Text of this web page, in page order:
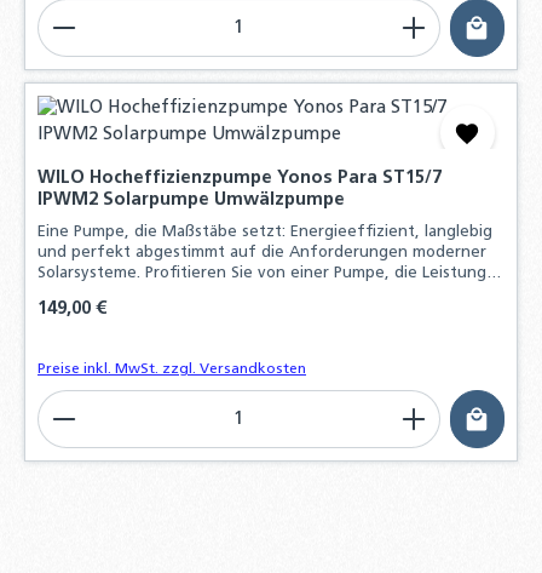
Produkt Anzahl: Gib den gewünschten Wert
WILO Hocheffizienzpumpe Yonos Para ST15/7
IPWM2 Solarpumpe Umwälzpumpe
Eine Pumpe, die Maßstäbe setzt: Energieeffizient, langlebig
und perfekt abgestimmt auf die Anforderungen moderner
Solarsysteme. Profitieren Sie von einer Pumpe, die Leistung
Regulärer Preis:
149,00 €
Preise inkl. MwSt. zzgl. Versandkosten
Produkt Anzahl: Gib den gewünschten Wert